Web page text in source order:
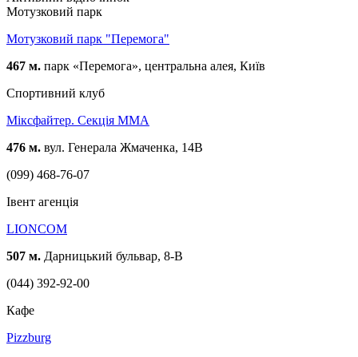
Мотузковий парк
Мотузковий парк "Перемога"
467 м. парк «Перемога», центральна алея, Київ
Спортивний клуб
Міксфайтер. Секція ММА
476 м. вул. Генерала Жмаченка, 14В
(099) 468-76-07
Івент агенція
LIONCOM
507 м. Дарницький бульвар, 8-В
(044) 392-92-00
Кафе
Pizzburg